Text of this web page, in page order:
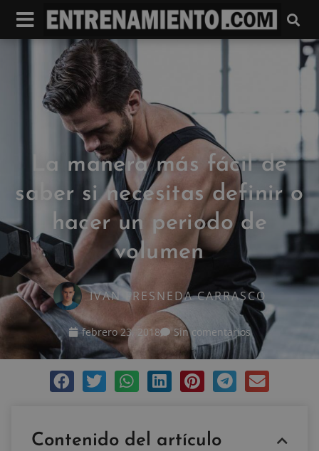
La manera más fácil de
saber si necesitas definir o
hacer un periodo de
volumen
IVAN FRESNEDA CARRASCO
febrero 23, 2018 Sin comentarios
Contenido del artículo